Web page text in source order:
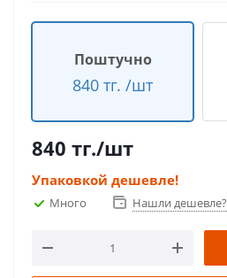
Поштучно
840 тг. /шт
840 тг./шт
Упаковкой дешевле!
Много Нашли дешевле?